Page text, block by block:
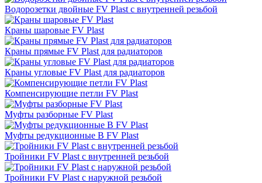
Водорозетки двойные FV Plast с внутренней резьбой
Краны шаровые FV Plast
Краны прямые FV Plast для радиаторов
Краны угловые FV Plast для радиаторов
Компенсирующие петли FV Plast
Муфты разборные FV Plast
Муфты редукционные В FV Plast
Тройники FV Plast с внутренней резьбой
Тройники FV Plast с наружной резьбой